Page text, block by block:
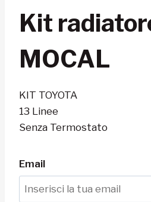
Kit
MOCAL
KIT TOYOTA
13 Linee
Senza Termostato
Email